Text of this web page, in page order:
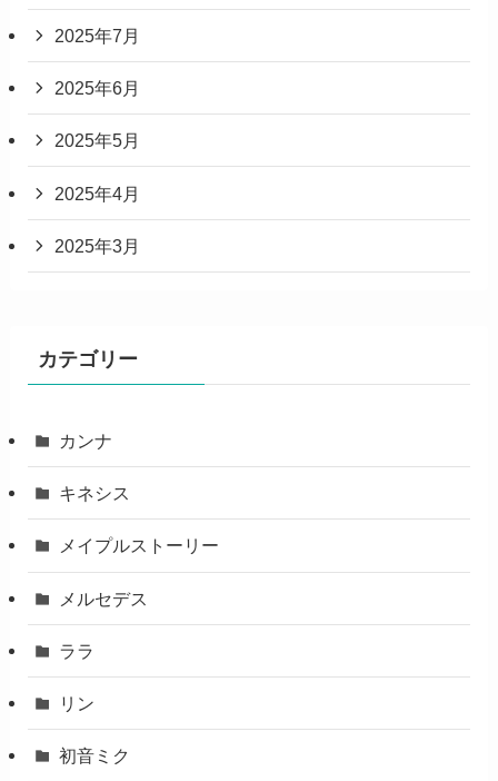
2025年7月
2025年6月
2025年5月
2025年4月
2025年3月
カテゴリー
カンナ
キネシス
メイプルストーリー
メルセデス
ララ
リン
初音ミク